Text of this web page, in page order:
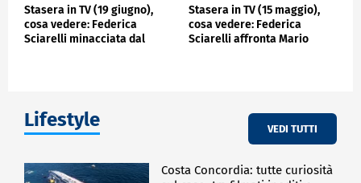
Stasera in TV (19 giugno),
cosa vedere: Federica
Sciarelli minacciata dal
Stasera in TV (15 maggio),
cosa vedere: Federica
Sciarelli affronta Mario
Lifestyle VEDI TUTTI
Costa Concordia: tutte curiosità